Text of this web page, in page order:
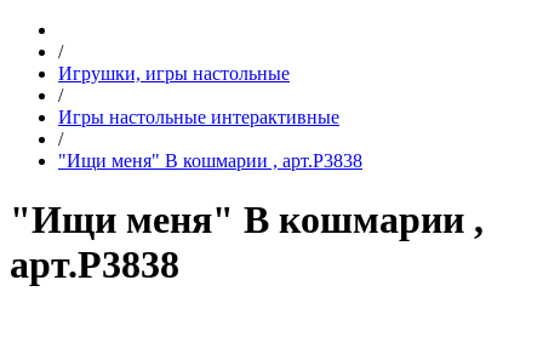
/
Игрушки, игры настольные
/
Игры настольные интерактивные
/
"Ищи меня" В кошмарии , арт.Р3838
"Ищи меня" В кошмарии ,
арт.Р3838